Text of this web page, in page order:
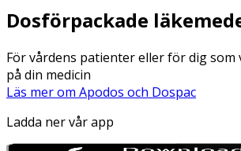
Dosförpackade
För vårdens patienter eller för dig
på din medicin
Läs mer om Apodos och Dospac
Ladda ner vår app